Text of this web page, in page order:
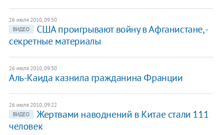
26 июля 2010, 09:50
ВИДЕО
США проигрывают войну в Афганистане, -
секретные материалы
26 июля 2010, 09:30
Аль-Каида казнила гражданина Франции
26 июля 2010, 09:22
ВИДЕО
Жертвами наводнений в Китае стали 111
человек